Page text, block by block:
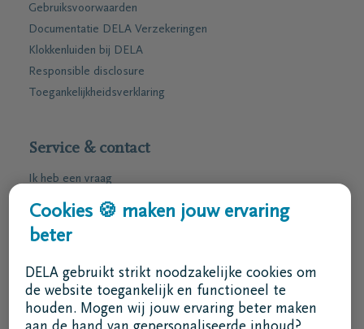
Gebruiksvoorwaarden
Documentatie DELA Verzekeringen
Klokkenluiden bij DELA
Responsible disclosure
Toegankelijkheidsverklaring
Service & contact
Ik heb een vraag
Ik wens een afspraak
Ik wens een brochure per post
ma - vr 8u30 -17u
Ik ben een bemiddelaar
Cookies 🍪 maken jouw ervaring
beter
DELA gebruikt strikt noodzakelijke cookies om
de website toegankelijk en functioneel te
houden. Mogen wij jouw ervaring beter maken